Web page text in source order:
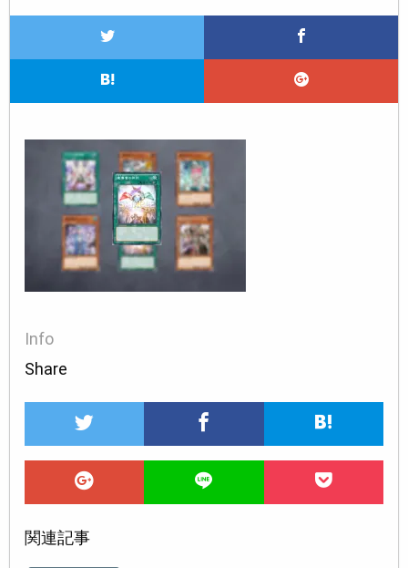
Info
Share
関連記事